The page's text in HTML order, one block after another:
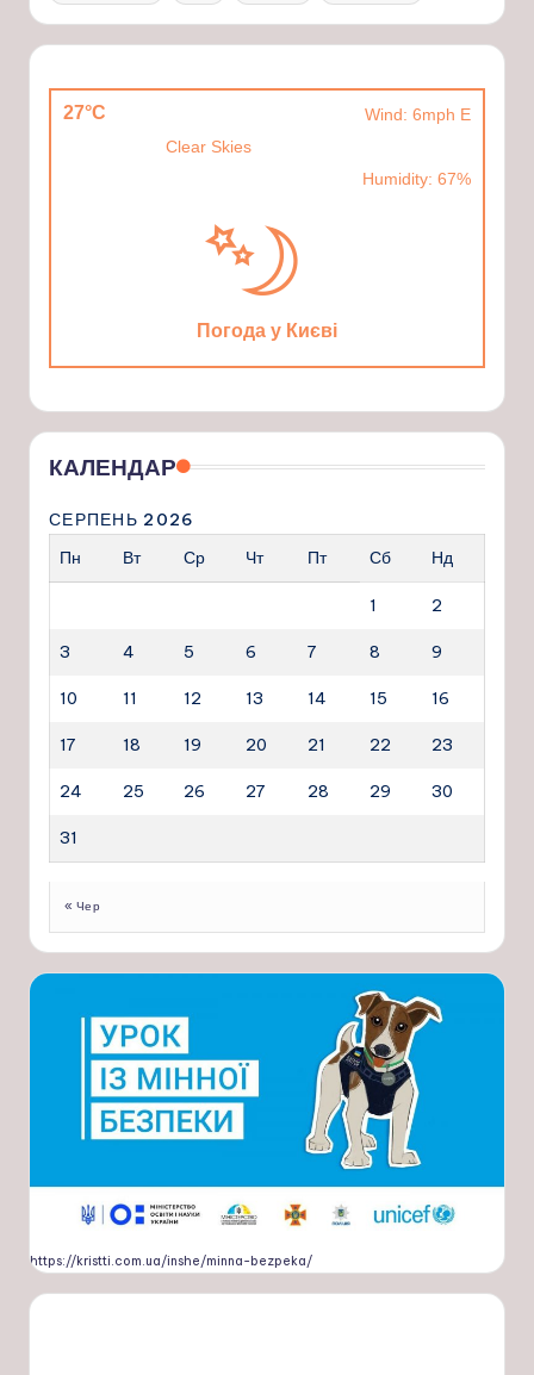
27°C
Wind: 6mph E
Clear Skies
Humidity: 67%
Погода у Києві
КАЛЕНДАР
СЕРПЕНЬ 2026
Пн
Вт Ср Чт Пт Сб Нд
1 2
3 4 5 6 7 8 9
10 11 12 13 14 15 16
17 18 19 20 21 22 23
24 25 26 27 28 29 30
31
« Чер
https://kristti.com.ua/inshe/minna-bezpeka/